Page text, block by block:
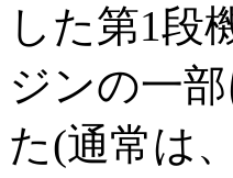
した第1段
ジンの一
た(通常は